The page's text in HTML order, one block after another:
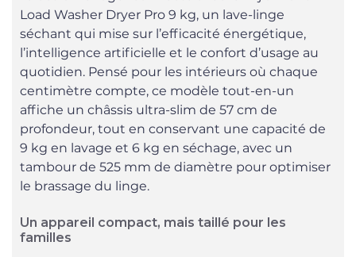
Load Washer Dryer Pro 9 kg, un lave-linge
séchant qui mise sur l’efficacité énergétique,
l’intelligence artificielle et le confort d’usage au
quotidien. Pensé pour les intérieurs où chaque
centimètre compte, ce modèle tout-en-un
affiche un châssis ultra-slim de 57 cm de
profondeur, tout en conservant une capacité de
9 kg en lavage et 6 kg en séchage, avec un
tambour de 525 mm de diamètre pour optimiser
le brassage du linge.
Un appareil compact, mais taillé pour les
familles